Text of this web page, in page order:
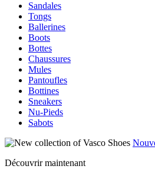
Sandales
Tongs
Ballerines
Boots
Bottes
Chaussures
Mules
Pantoufles
Bottines
Sneakers
Nu-Pieds
Sabots
Découvrir maintenant